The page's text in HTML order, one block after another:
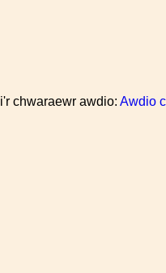
chwaraewr awdio: Awdio